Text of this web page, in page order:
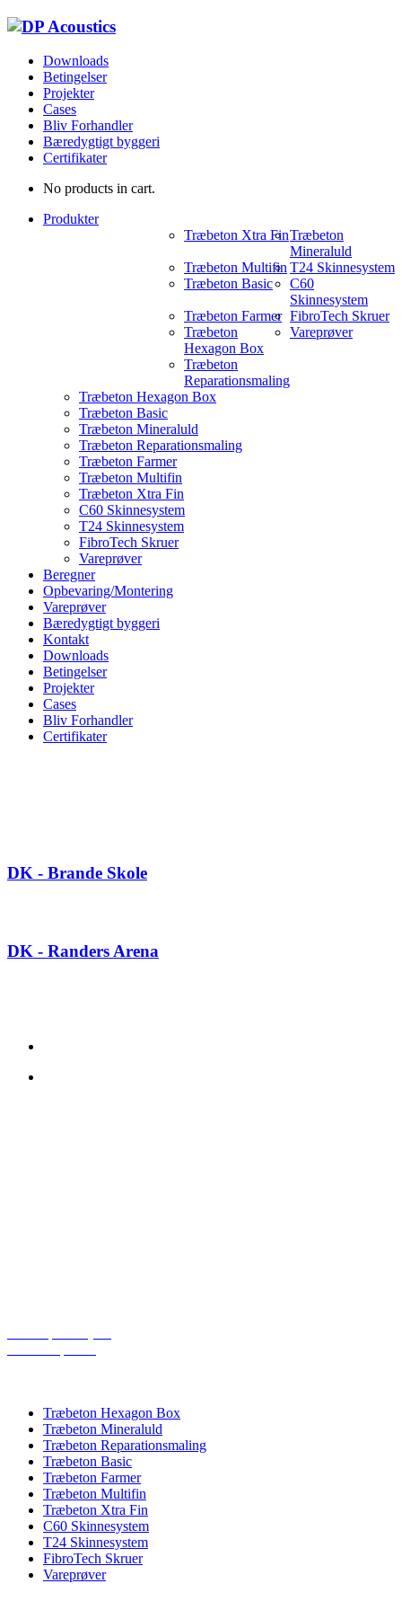
Downloads
Betingelser
Projekter
Cases
Bliv Forhandler
Bæredygtigt byggeri
Certifikater
No products in cart.
Produkter
Træbeton
Hexagon Box
Træbeton
Mineraluld
Træbeton
Reparationsmaling
Træbeton Basic
Træbeton Farmer
Træbeton Multifin
Træbeton Xtra Fin
C60
Skinnesystem
T24 Skinnesystem
FibroTech Skruer
Vareprøver
Træbeton Hexagon Box
Træbeton Basic
Træbeton Mineraluld
Træbeton Reparationsmaling
Træbeton Farmer
Træbeton Multifin
Træbeton Xtra Fin
C60 Skinnesystem
T24 Skinnesystem
FibroTech Skruer
Vareprøver
Beregner
Opbevaring/Montering
Vareprøver
Bæredygtigt byggeri
Kontakt
Downloads
Betingelser
Projekter
Cases
Bliv Forhandler
Certifikater
DK - Brande Skole
DK - Randers Arena
Træbeton Hexagon Box
Træbeton Mineraluld
Træbeton Reparationsmaling
Træbeton Basic
Træbeton Farmer
Træbeton Multifin
Træbeton Xtra Fin
C60 Skinnesystem
T24 Skinnesystem
FibroTech Skruer
Vareprøver